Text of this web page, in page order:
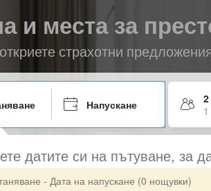
и места за
страхотни
Напускане
датите си на пътуване, за
- Дата на напускане (0 нощувки)